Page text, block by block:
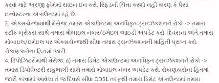
કરવા માટે અરજી ફોર્મમાં સાઇન ઇન કરો. રિફંડની ચિંતા કરશો નહીં કારણ કે પૈસા
ઇન્વેસ્ટરના એકાઉન્ટમાં રહે છે.
3. એક્સચેન્જમાંથી મેસેજ: તમારા એકાઉન્ટમાં અનધિકૃત ટ્રાન્ઝૅક્શનને રોકો -> તમારા
સ્ટૉક બ્રોકર્સ સાથે તમારા મોબાઇલ નંબર/ઇમેઇલ આઇડી અપડેટ કરો. દિવસના અંતે તમારા
મોબાઇલ/ઇમેઇલ પર એક્સચેન્જથી સીધા તમારા ટ્રાન્ઝૅક્શનની માહિતી પ્રાપ્ત કરો.
રોકાણકારોના હિતમાં જારી.
4. ડિપોઝિટરીમાંથી મેસેજ: a) તમારા ડિમેટ એકાઉન્ટમાં અનધિકૃત ટ્રાન્ઝૅક્શનને રોકો ->
તમારા ડિપોઝિટરી સહભાગી સાથે તમારો મોબાઇલ નંબર અપડેટ કરો. રોકાણકારોના હિતમાં
જારી કરવામાં આવેલા તે જ દિવસે સીધા CDSL તરફથી તમારા ડિમેટ એકાઉન્ટમાં તમામ